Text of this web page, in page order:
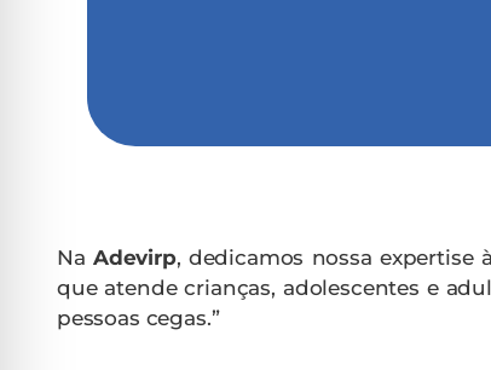
Na Adevirp, dedicamos nossa expertise
que atende crianças, adolescentes e
pessoas cegas.”